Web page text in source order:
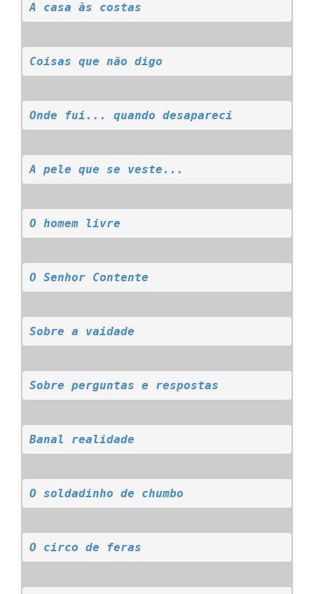
A casa às costas
Coisas que não digo
Onde fui... quando desapareci
A pele que se veste...
O homem livre
O Senhor Contente
Sobre a vaidade
Sobre perguntas e respostas
Banal realidade
O soldadinho de chumbo
O circo de feras